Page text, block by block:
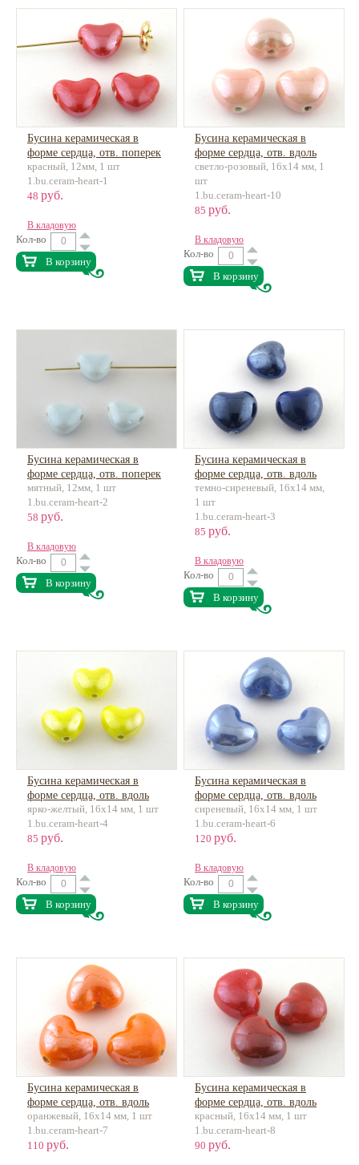
Бусина керамическая в
форме сердца, отв. поперек
красный, 12мм, 1 шт
1.bu.ceram-heart-1
48 руб.
В кладовую
Кол-во
В корзину
Бусина керамическая в
форме сердца, отв. вдоль
светло-розовый, 16х14 мм, 1
шт
1.bu.ceram-heart-10
85 руб.
В кладовую
Кол-во
В корзину
Бусина керамическая в
форме сердца, отв. поперек
мятный, 12мм, 1 шт
1.bu.ceram-heart-2
58 руб.
В кладовую
Кол-во
В корзину
Бусина керамическая в
форме сердца, отв. вдоль
темно-сиреневый, 16х14 мм,
1 шт
1.bu.ceram-heart-3
85 руб.
В кладовую
Кол-во
В корзину
Бусина керамическая в
форме сердца, отв. вдоль
ярко-желтый, 16х14 мм, 1 шт
1.bu.ceram-heart-4
85 руб.
В кладовую
Кол-во
В корзину
Бусина керамическая в
форме сердца, отв. вдоль
сиреневый, 16х14 мм, 1 шт
1.bu.ceram-heart-6
120 руб.
В кладовую
Кол-во
В корзину
Бусина керамическая в
форме сердца, отв. вдоль
оранжевый, 16х14 мм, 1 шт
1.bu.ceram-heart-7
110 руб.
Бусина керамическая в
форме сердца, отв. вдоль
красный, 16х14 мм, 1 шт
1.bu.ceram-heart-8
90 руб.